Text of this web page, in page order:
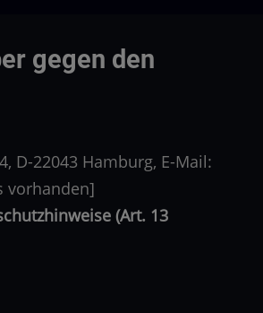
gegen den
D-22043 Hamburg, E-Mail:
vorhanden]
(Art. 13